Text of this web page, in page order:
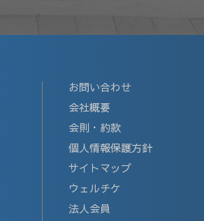
お問い合わせ
会社概要
会則・約款
個人情報保護方針
サイトマップ
ウェルチケ
法人会員